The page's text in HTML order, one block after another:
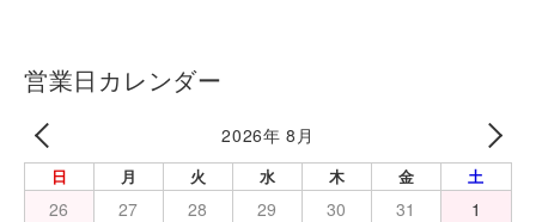
営業日カレンダー
2026年 8月
日 月 火 水 木 金 土
26 27 28 29 30 31
1